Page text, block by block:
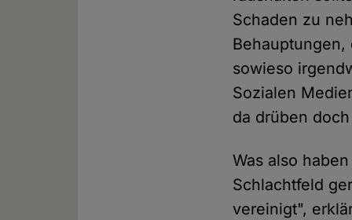
Schaden zu
sowieso
Sozialen
da drüben
Was also
Schlachtfeld
vereinigt",